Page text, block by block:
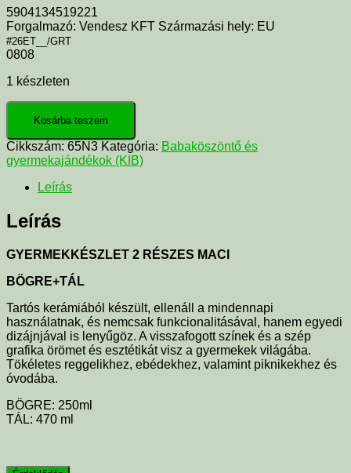
5904134519221
Forgalmazó: Vendesz KFT Származási hely: EU
#26ET__/GRT
0808
1 készleten
Kosárba teszem
Cikkszám: 65N3 Kategória: Babaköszöntő és
gyermekajándékok (KIB)
Leírás
Leírás
GYERMEKKÉSZLET 2 RÉSZES MACI
BÖGRE+TÁL
Tartós kerámiából készült, ellenáll a mindennapi
használatnak, és nemcsak funkcionalitásával, hanem egyedi
dizájnjával is lenyűgöz. A visszafogott színek és a szép
grafika örömet és esztétikát visz a gyermekek világába.
Tökéletes reggelikhez, ebédekhez, valamint piknikekhez és
óvodába.
BÖGRE: 250ml
TÁL: 470 ml